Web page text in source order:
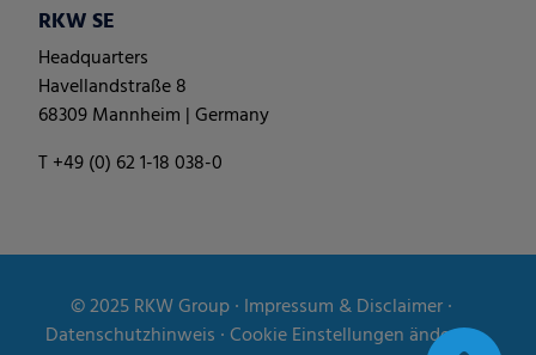
RKW SE
Headquarters
Havellandstraße 8
68309 Mannheim | Germany
T +49 (0) 62 1-18 038-0
© 2025RKW Group∙ Impressum & Disclaimer∙
Datenschutzhinweis ∙Cookie Einstellungen ändern∙